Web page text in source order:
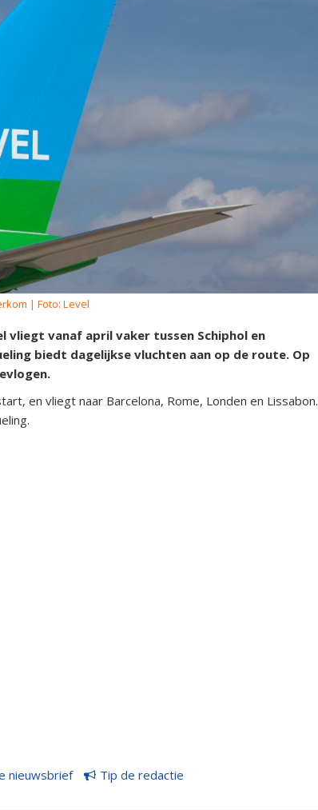
| Foto: Level
vliegt vanaf april vaker tussen Schiphol en
biedt dagelijkse vluchten aan op de route. Op
en vliegt naar Barcelona, Rome, Londen en Lissabon.
nieuwsbrief Tip de redactie